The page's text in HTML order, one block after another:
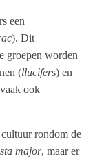
een
). Dit
groepen worden
(llucifers) en
ook
cultuur rondom de
major, maar er